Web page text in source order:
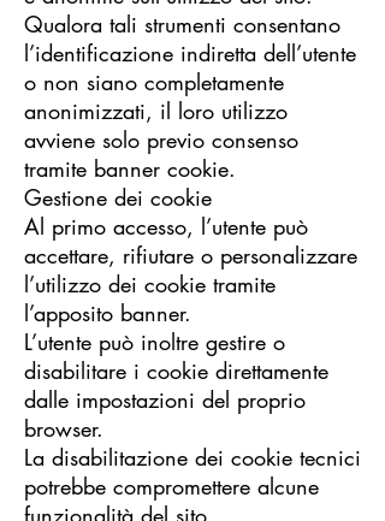
Qualora tali strumenti consentano
l’identificazione indiretta dell’utente
o non siano completamente
anonimizzati, il loro utilizzo
avviene solo previo consenso
tramite banner cookie.
Gestione dei cookie
Al primo accesso, l’utente può
accettare, rifiutare o personalizzare
l’utilizzo dei cookie tramite
l’apposito banner.
L’utente può inoltre gestire o
disabilitare i cookie direttamente
dalle impostazioni del proprio
browser.
La disabilitazione dei cookie tecnici
potrebbe compromettere alcune
funzionalità del sito.